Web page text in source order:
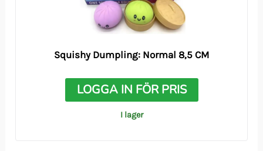
Squishy Dumpling: Normal 8,5 CM
LOGGA IN FÖR PRIS
I lager